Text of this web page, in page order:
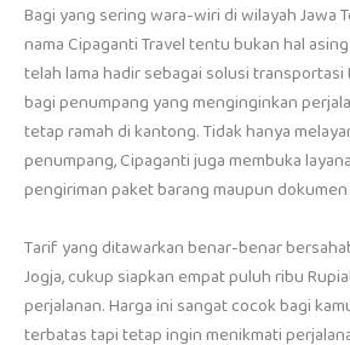
Bagi yang sering wara-wiri di wilayah Jawa
nama Cipaganti Travel tentu bukan hal
telah lama hadir sebagai solusi
bagi penumpang yang menginginkan
tetap ramah di kantong. Tidak hanya
penumpang, Cipaganti juga membuka
pengiriman paket barang maupun
Tarif yang ditawarkan benar-benar
Jogja, cukup siapkan empat puluh ribu
perjalanan. Harga ini sangat cocok bagi
terbatas tapi tetap ingin menikmati